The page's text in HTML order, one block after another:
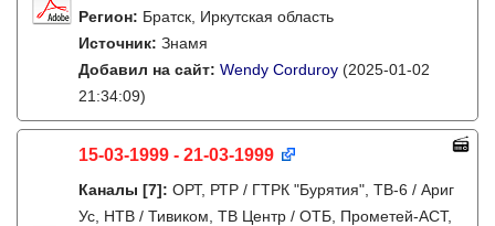
Регион: Братск, Иркутская область
Источник: Знамя
Добавил на сайт: Wendy Corduroy (2025-01-02
21:34:09)
15-03-1999 - 21-03-1999
Каналы [7]: ОРТ, РТР / ГТРК "Бурятия", ТВ-6 / Ариг
Ус, НТВ / Тивиком, ТВ Центр / ОТБ, Прометей-АСТ,